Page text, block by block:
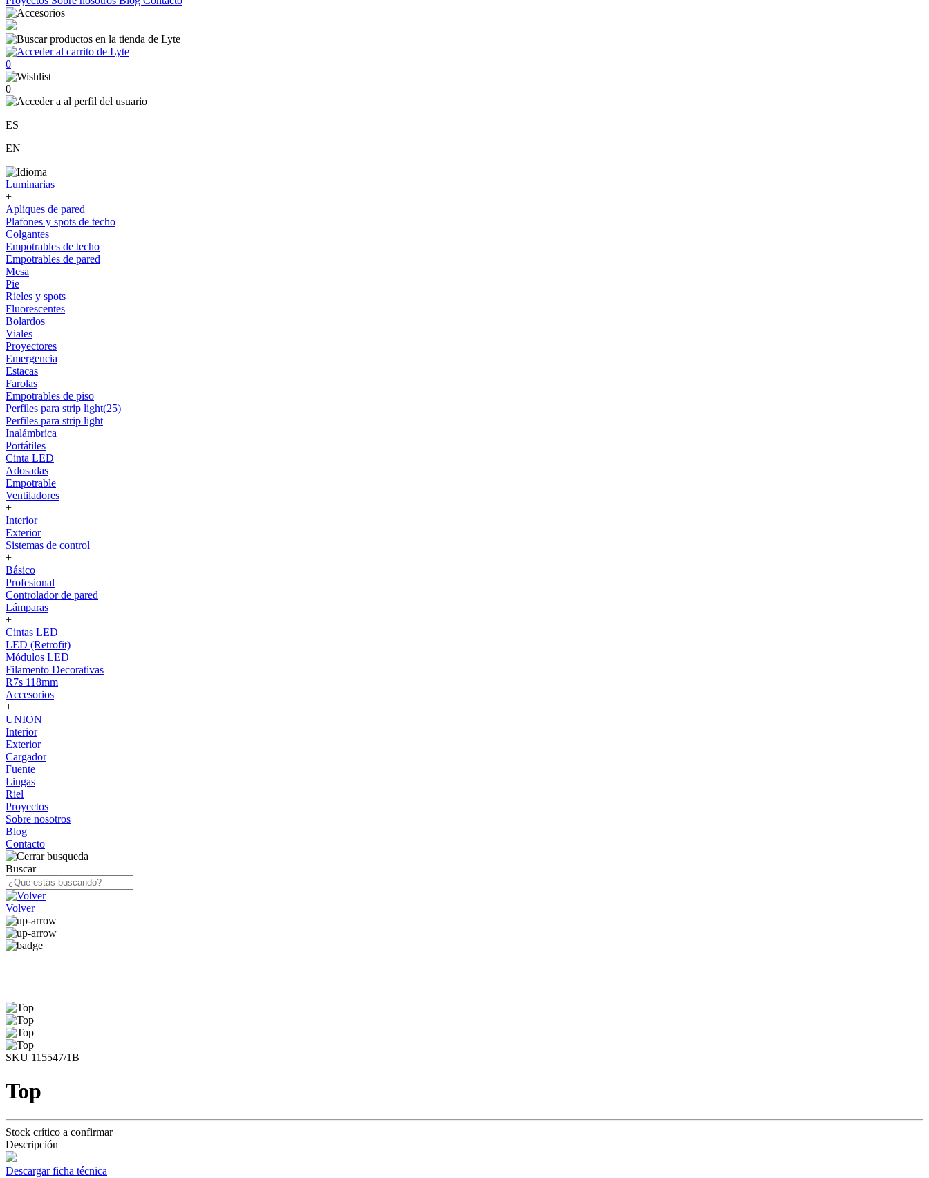
0
0
ES
EN
Luminarias
+
Apliques de pared
Plafones y spots de techo
Colgantes
Empotrables de techo
Empotrables de pared
Mesa
Pie
Rieles y spots
Fluorescentes
Bolardos
Viales
Proyectores
Emergencia
Estacas
Farolas
Empotrables de piso
Perfiles para strip light(25)
Perfiles para strip light
Inalámbrica
Portátiles
Cinta LED
Adosadas
Empotrable
Ventiladores
+
Interior
Exterior
Sistemas de control
+
Básico
Profesional
Controlador de pared
Lámparas
+
Cintas LED
LED (Retrofit)
Módulos LED
Filamento Decorativas
R7s 118mm
Accesorios
+
UNION
Interior
Exterior
Cargador
Fuente
Lingas
Riel
Proyectos
Sobre nosotros
Blog
Contacto
Buscar
Volver
SKU 115547/1B
Top
Stock crítico a confirmar
Descripción
Descargar ficha técnica